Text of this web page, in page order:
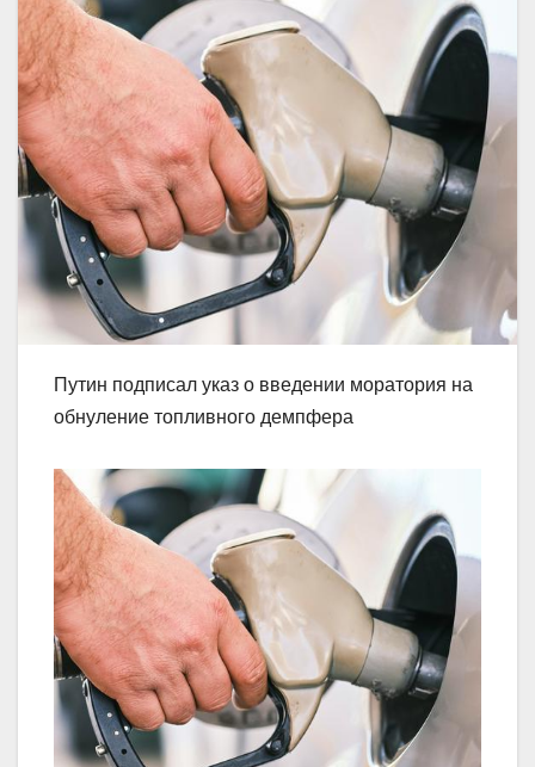
Путин подписал указ о введении моратория на
обнуление топливного демпфера